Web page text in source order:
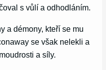
s vůlí a odhodláním.
a démony, kteří se mu
se však nelekli a
a síly.